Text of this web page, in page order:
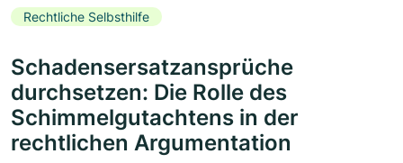
Rechtliche Selbsthilfe
Schadensersatzansprüche
durchsetzen: Die Rolle des
Schimmelgutachtens in der
rechtlichen Argumentation